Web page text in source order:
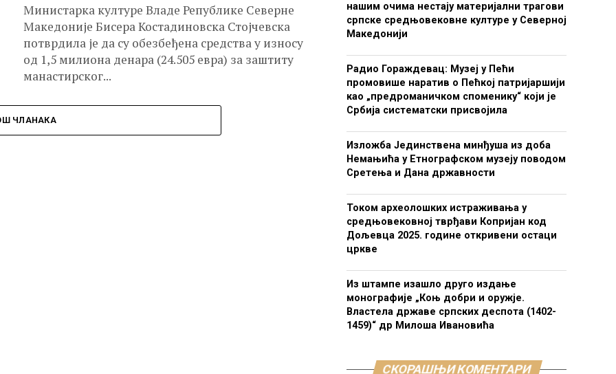
Министарка културе Владе Републике Северне
Македоније Бисера Костадиновска Стојчевска
потврдила је да су обезбеђена средства у износу
од 1,5 милиона денара (24.505 евра) за заштиту
манастирског...
ЧЛАНАКА
нашим очима нестају материјални трагови
српске средњовековне културе у Северној
Македонији
Радио Гораждевац: Музеј у Пећи
промовише наратив о Пећкој патријаршији
као „предроманичком споменику“ који је
Србија систематски присвојила
Изложба Јединствена минђуша из доба
Немањића у Етнографском музеју поводом
Сретења и Дана државности
Током археолошких истраживања у
средњовековној тврђави Копријан код
Дољевца 2025. године откривени остаци
цркве
Из штампе изашло друго издање
монографије „Коњ добри и оружје.
Властела државе српских деспота (1402-
1459)“ др Милоша Ивановића
СКОРАШЊИ КОМЕНТАРИ